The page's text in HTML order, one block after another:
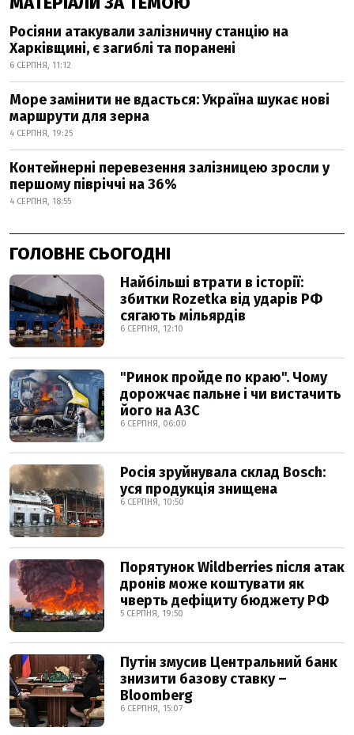
Росіяни атакували залізничну станцію на
Харківщині, є загиблі та поранені
6 СЕРПНЯ, 11:12
Море замінити не вдасться: Україна шукає нові
маршрути для зерна
4 СЕРПНЯ, 19:25
Контейнерні перевезення залізницею зросли у
першому півріччі на 36%
4 СЕРПНЯ, 18:55
ГОЛОВНЕ СЬОГОДНІ
Найбільші втрати в історії:
збитки Rozetka від ударів РФ
сягають мільярдів
6 СЕРПНЯ, 12:10
"Ринок пройде по краю". Чому
дорожчає пальне і чи вистачить
його на АЗС
6 СЕРПНЯ, 06:00
Росія зруйнувала склад Bosch:
уся продукція знищена
6 СЕРПНЯ, 10:50
Порятунок Wildberries після атак
дронів може коштувати як
чверть дефіциту бюджету РФ
5 СЕРПНЯ, 19:50
Путін змусив Центральний банк
знизити базову ставку –
Bloomberg
6 СЕРПНЯ, 15:07